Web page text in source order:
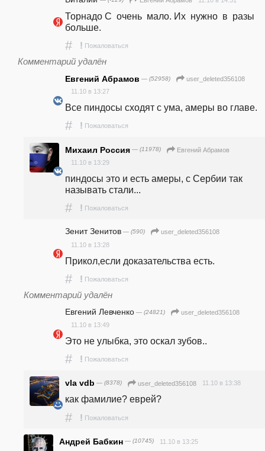
Торнадо С  очень  мало. Их  нужно  в  разы
больше.
# ! Пожаловаться
Комментарий удалён
Евгений Абрамов — (52958)
user_deleted356108
11.10 в 13:27
Все пиндосы сходят с ума, амеры во главе.
# ! Пожаловаться
Михаил Россия — (11978)
Евгений Абрамов
11.10 в 13:29
пиндосы это и есть амеры, с Сербии так
называть стали...
# ! Пожаловаться
Зенит Зенитов — (590)
user_deleted356108
11.10 в 13:28
Прикол,если доказательства есть.
# ! Пожаловаться
Комментарий удалён
Евгений Левченко — (24821)
user_deleted356108
11.10 в 13:49
Это не улыбка, это оскал зубов..
# ! Пожаловаться
vla vdb — (8378) user_deleted356108 11.10 в 13:38
как фамилие? еврей?
# ! Пожаловаться
Андрей Бабкин — (10745) 11.10 в 13:25